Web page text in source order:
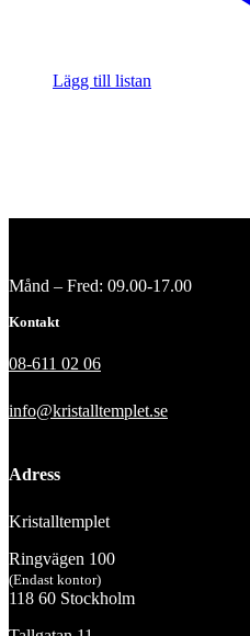
Lägg till listan
Månd – Fred: 09.00-17.00
Kontakt
08-611 02 06
info@kristalltemplet.se
Adress
Kristalltemplet
Ringvägen 100
(Endast kontor)
118 60 Stockholm